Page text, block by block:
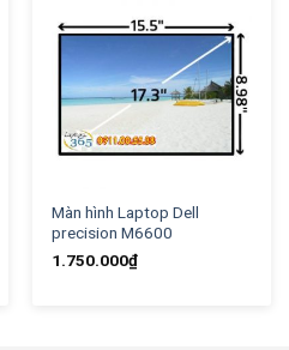
Màn hình Laptop Dell
precision M6600
1.750.000₫